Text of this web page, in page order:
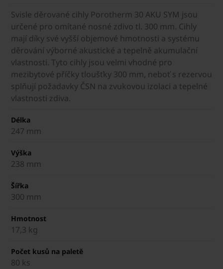
Svisle děrované cihly Porotherm 30 AKU SYM jsou
určené pro omítané nosné zdivo tl. 300 mm. Cihly
mají díky své vyšší objemové hmotnosti a systému
děrování výborné akustické a tepelně akumulační
vlastnosti. Tyto cihly jsou velmi vhodné pro
mezibytové příčky tloušťky 300 mm, neboť s rezervou
splňují požadavky ČSN na zvukovou izolaci a tepelné
vlastnosti zdiva.
Délka
247 mm
Výška
238 mm
Šířka
300 mm
Hmotnost
17,3 kg
Počet kusů na paletě
80 ks